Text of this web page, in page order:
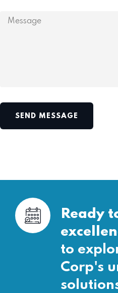
SEND MESSAGE
Ready
to
Corp's